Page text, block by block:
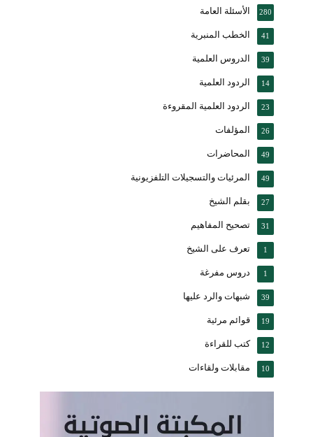
الأسئلة العامة 280
الخطب المنبرية 41
الدروس العلمية 39
الردود العلمية 14
الردود العلمية المقروءة 23
المؤلفات 26
المحاضرات 49
المرئيات والتسجيلات التلفزيونية 49
بقلم الشيخ 27
تصحيح المفاهيم 31
تعرف على الشيخ 1
دروس مفرغة 1
شبهات والرد عليها 39
قوائم مرئية 19
كتب للقراءة 12
مقابلات ولقاءات 10